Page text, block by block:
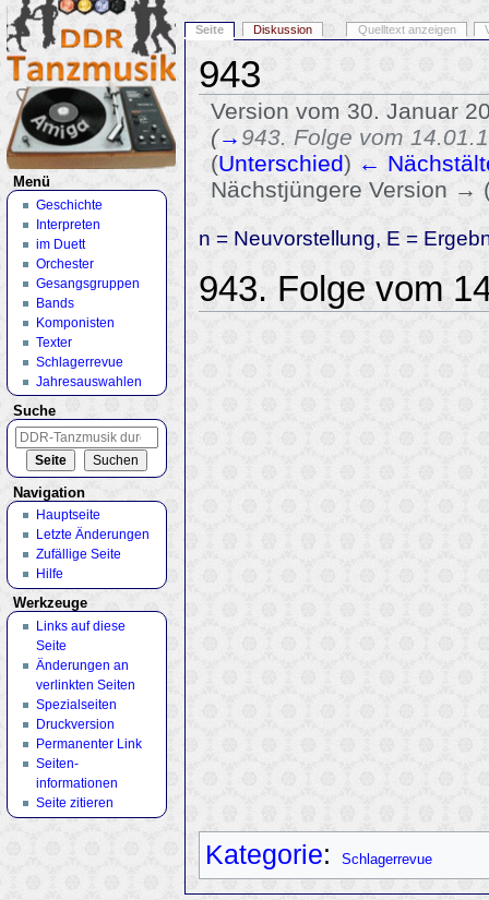
943
Version vom 30. Januar
(→ 943. Folge vom
(Unterschied) ←
Nächstjüngere Version →
n = Neuvorstellung, E =
943. Folge vom
Kategorie: Schlagerrevue
Seite Diskussion Quelltext anzeigen
Menü
Geschichte
Interpreten
im Duett
Orchester
Gesangsgruppen
Bands
Komponisten
Texter
Schlagerrevue
Jahresauswahlen
Suche
Navigation
Hauptseite
Letzte Änderungen
Zufällige Seite
Hilfe
Werkzeuge
Links auf diese
Seite
Änderungen an
verlinkten Seiten
Spezialseiten
Druckversion
Permanenter Link
Seiten­
informationen
Seite zitieren